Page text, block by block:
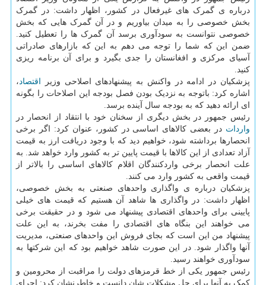
درباره ی گمرک های غیرفعال در کشور، اظهار داشت: در گمرک
بخش خصوصی را به میدان بیاوریم و در آن گمرک هایی که بخش
خصوصی نتوانست به سودآوری برسد آن گمرک ها را تعطیل کنید.
ضمن این که شما را توجه می دهم به این که بازارهای صادراتی
آسیای مرکزی و افغانستان را جدی بگیرد و برای آن برنامه ریزی
کنید.
پزشکیان در ادامه در واکنش به پیشنهادهای اصلاحی وزیر
اقتصاد،
اشاره کرد: باتوجه به نزدیک بودن فصل بودجه این اصلاحات را بگونه
ای ارائه دهید که به بودجه سال آینده برسد.
رئیس جمهور در بخش دیگری از سخنان خود با انتقاد از انحصار در
واردات در بعضی کالاهای اساسی در کشور، عنوان کرد: اگر برخی
انحصارها برداشته شود، خواهیم دید که با وجود دریافت ارز به قیمت
آزاد تعدادی از این کالاها با قیمت پایین تر به کشور وارد خواهد شد. به
علت انحصار برخی واردکنندگان اقلام کالاهای اساسی را بالاتر از
قیمت واقعی به کشور وارد می کنند.
پزشکیان درباره ی واگذاری واحدهای صنعتی به بخش خصوصی،
اظهار داشت: در واگذاری ها شاهد آن هستیم که قیمت های خیلی
پایینی برای واحدهای اقتصادی پیشنهاد می شود و در حقیقت برخی
می خواهند این بنگاه های اقتصادی را مفت بخرند، به این علت
پیشنهاد من این است که بجای فروش این واحدهای صنعتی، مدیریت
آنها واگذار شود. در این صورت شاهد خواهیم بود که این شرکتها به
سودآوری خواهند رسید.
رئیس جمهور یکی از خط قرمزهای دولت را مراقبت از محرومین و
کمک به آنها برای حل مشکلات شان دانست و خاطرنشان کرد: اجرای